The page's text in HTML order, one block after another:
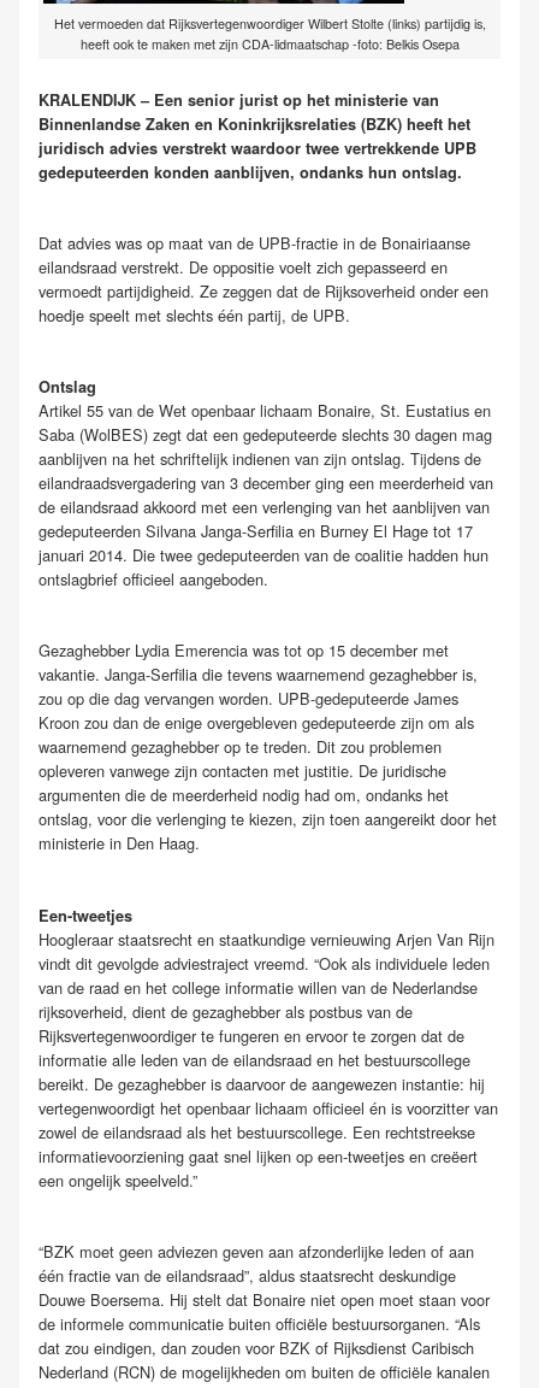
Het vermoeden dat Rijksvertegenwoordiger Wilbert Stolte (links) partijdig is,
heeft ook te maken met zijn CDA-lidmaatschap -foto: Belkis Osepa
KRALENDIJK – Een senior jurist op het ministerie van
Binnenlandse Zaken en Koninkrijksrelaties (BZK) heeft het
juridisch advies verstrekt waardoor twee vertrekkende UPB
gedeputeerden konden aanblijven, ondanks hun ontslag.
Dat advies was op maat van de UPB-fractie in de Bonairiaanse
eilandsraad verstrekt. De oppositie voelt zich gepasseerd en
vermoedt partijdigheid. Ze zeggen dat de Rijksoverheid onder een
hoedje speelt met slechts één partij, de UPB.
Ontslag
Artikel 55 van de Wet openbaar lichaam Bonaire, St. Eustatius en
Saba (WolBES) zegt dat een gedeputeerde slechts 30 dagen mag
aanblijven na het schriftelijk indienen van zijn ontslag. Tijdens de
eilandraadsvergadering van 3 december ging een meerderheid van
de eilandsraad akkoord met een verlenging van het aanblijven van
gedeputeerden Silvana Janga-Serfilia en Burney El Hage tot 17
januari 2014. Die twee gedeputeerden van de coalitie hadden hun
ontslagbrief officieel aangeboden.
Gezaghebber Lydia Emerencia was tot op 15 december met
vakantie. Janga-Serfilia die tevens waarnemend gezaghebber is,
zou op die dag vervangen worden. UPB-gedeputeerde James
Kroon zou dan de enige overgebleven gedeputeerde zijn om als
waarnemend gezaghebber op te treden. Dit zou problemen
opleveren vanwege zijn contacten met justitie. De juridische
argumenten die de meerderheid nodig had om, ondanks het
ontslag, voor die verlenging te kiezen, zijn toen aangereikt door het
ministerie in Den Haag.
Een-tweetjes
Hoogleraar staatsrecht en staatkundige vernieuwing Arjen Van Rijn
vindt dit gevolgde adviestraject vreemd. “Ook als individuele leden
van de raad en het college informatie willen van de Nederlandse
rijksoverheid, dient de gezaghebber als postbus van de
Rijksvertegenwoordiger te fungeren en ervoor te zorgen dat de
informatie alle leden van de eilandsraad en het bestuurscollege
bereikt. De gezaghebber is daarvoor de aangewezen instantie: hij
vertegenwoordigt het openbaar lichaam officieel én is voorzitter van
zowel de eilandsraad als het bestuurscollege. Een rechtstreekse
informatievoorziening gaat snel lijken op een-tweetjes en creëert
een ongelijk speelveld.”
“BZK moet geen adviezen geven aan afzonderlijke leden of aan
één fractie van de eilandsraad”, aldus staatsrecht deskundige
Douwe Boersema. Hij stelt dat Bonaire niet open moet staan voor
de informele communicatie buiten officiële bestuursorganen. “Als
dat zou eindigen, dan zouden voor BZK of Rijksdienst Caribisch
Nederland (RCN) de mogelijkheden om buiten de officiële kanalen